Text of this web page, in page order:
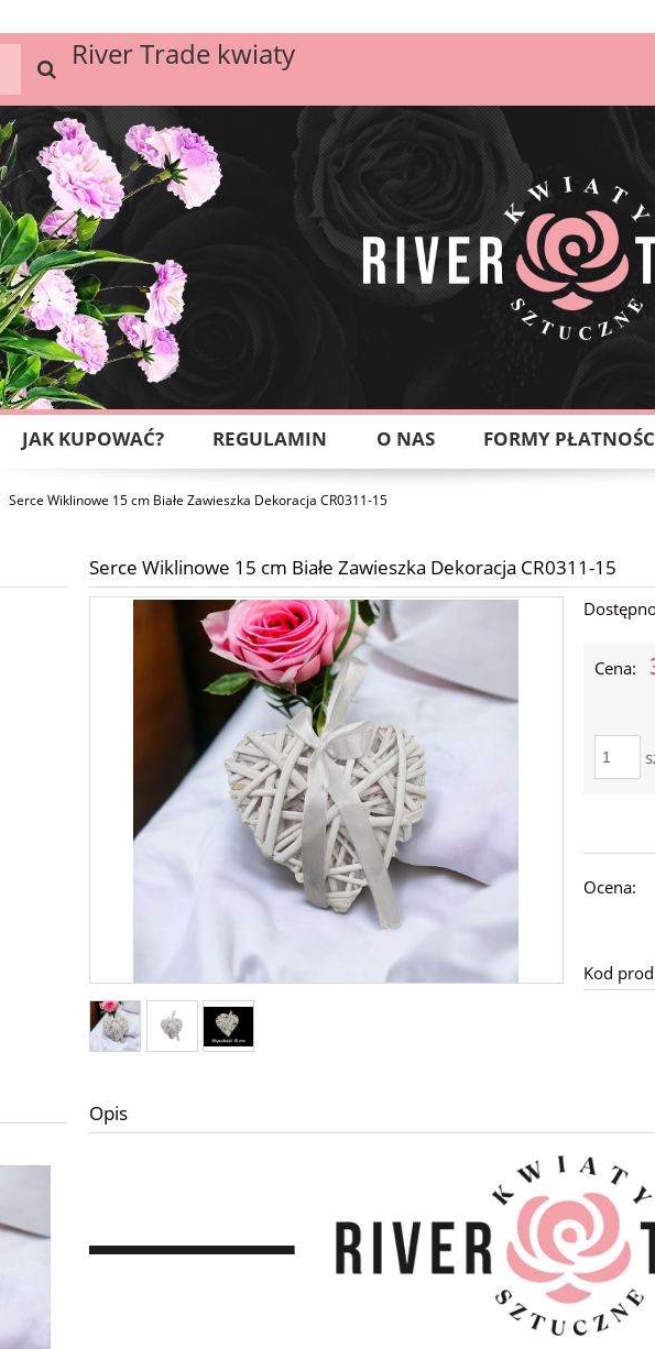
River Trade kwiaty
JAK KUPOWAĆ? REGULAMIN O NAS FORMY
Serce Wiklinowe 15 cm Białe Zawieszka Dekoracja CR0311-15
Serce Wiklinowe 15 cm Białe Zawieszka Dekoracja CR0311-15
Cena:
Ocena:
Kod
Opis